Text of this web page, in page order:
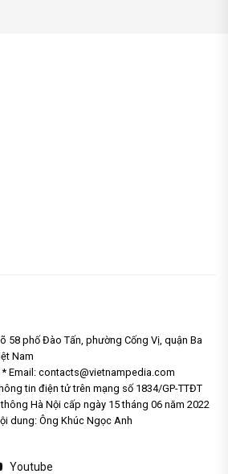
58 phố Đào Tấn, phường Cống Vị, quận Ba
Nam
Email: contacts@vietnampedia.com
tin điện tử trên mạng số 1834/GP-TTĐT
Hà Nội cấp ngày 15 tháng 06 năm 2022
dung: Ông Khúc Ngọc Anh
Youtube